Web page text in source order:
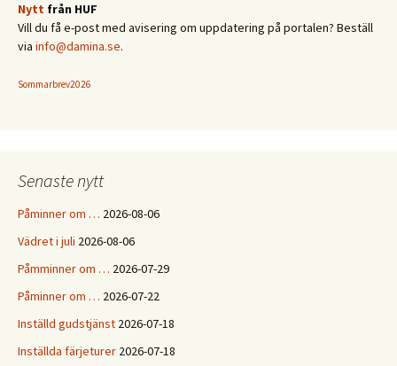
Nytt från HUF
Vill du få e-post med avisering om uppdatering på portalen? Beställ
via info@damina.se.
Sommarbrev2026
Senaste nytt
Påminner om … 2026-08-06
Vädret i juli 2026-08-06
Påmminner om … 2026-07-29
Påminner om … 2026-07-22
Inställd gudstjänst 2026-07-18
Inställda färjeturer 2026-07-18